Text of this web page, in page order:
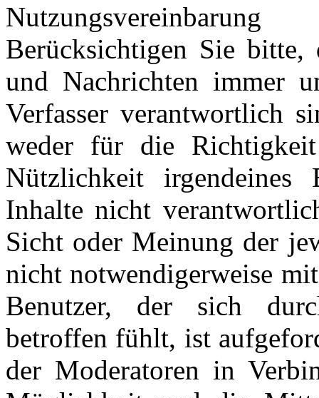
Nutzungsvereinbarung
Berücksichtigen Sie
und Nachrichten immer
Verfasser verantwortlich
weder für die
Nützlichkeit
Inhalte nicht
Sicht oder Meinung der
nicht notwendigerweise
Benutzer, der sich
betroffen fühlt, ist
der Moderatoren in